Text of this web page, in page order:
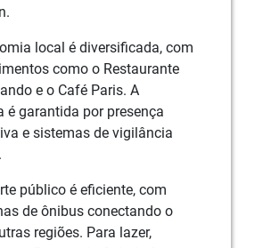
local é diversificada, com
como o Restaurante
e o Café Paris. A
é garantida por presença
e sistemas de vigilância
público é eficiente, com
de ônibus conectando o
regiões. Para lazer,